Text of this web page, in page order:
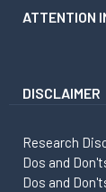
ATTENTION
DISCLAIMER
Research
Dos and
Dos and